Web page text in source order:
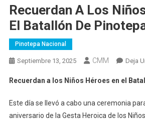
Recuerdan A Los
El Batallón De
Pinotepa Nacional
Septiembre 13, 2025 CMM Deja
Recuerdan a los Niños Héroes en el
Este día se llevó a cabo una ceremonia
aniversario de la Gesta Heroica de los